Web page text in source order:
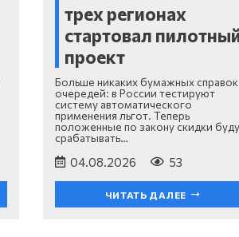
трех регионах
стартовал
проект
Больше никаких бумажных
очередей: в России тестируют
систему автоматического
применения льгот. Теперь
положенные по закону скидки
срабатывать…
04.08.2026 53
ЧИТАТЬ ДАЛЕЕ